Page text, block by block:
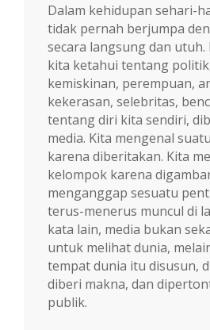
Dalam kehidupan sehari-
tidak pernah berjumpa
secara langsung dan utuh.
kita ketahui tentang
kemiskinan, perempuan,
kekerasan, selebritas,
tentang diri kita sendiri,
media. Kita mengenal
karena diberitakan. Kita
kelompok karena
menganggap sesuatu
terus-menerus muncul di
kata lain, media bukan
untuk melihat dunia,
tempat dunia itu disusun,
diberi makna, dan
publik.